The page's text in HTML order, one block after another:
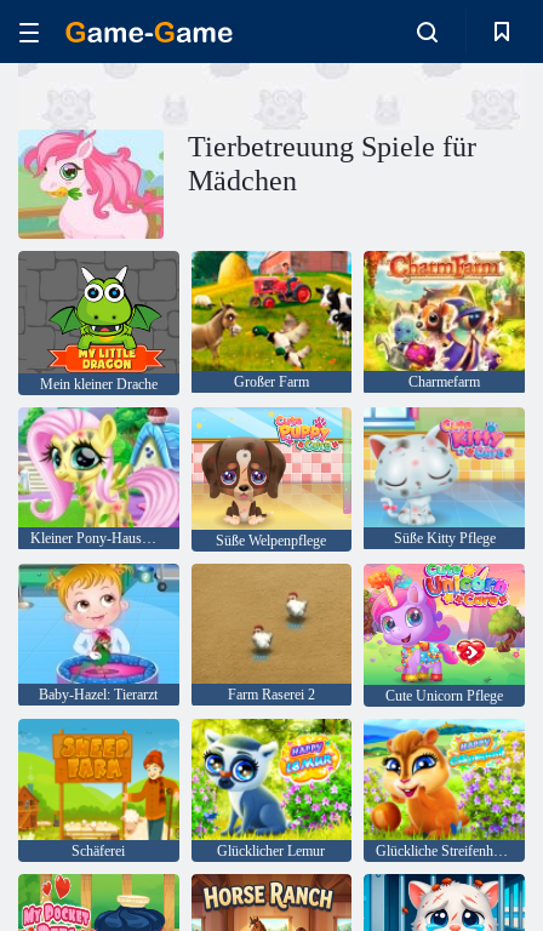
Tierbetreuung Spiele für
Mädchen
Mein kleiner Drache Großer Farm Charmefarm
Kleiner Pony-Hausmeister Süße Welpenpflege Süße Kitty Pflege
Baby-Hazel: Tierarzt Farm Raserei 2 Cute Unicorn Pflege
Schäferei Glücklicher Lemur Glückliche Streifenhörnchen